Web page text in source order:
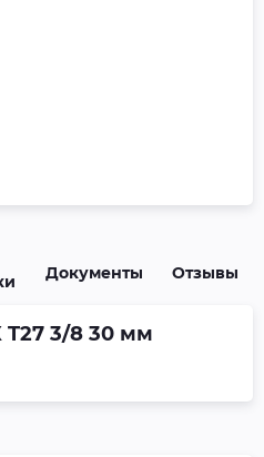
Документы Отзывы
T27 3/8 30 мм